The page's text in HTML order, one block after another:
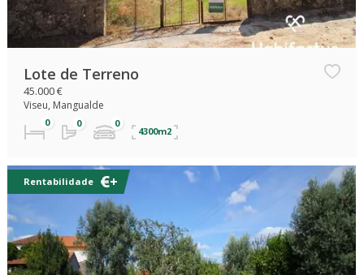
Lote de Terreno
45.000 €
Viseu, Mangualde
4300m2
Rentabilidade